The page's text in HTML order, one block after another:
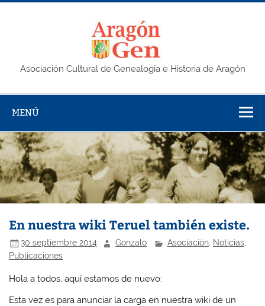
Saltar
Asociación Cultural de Genealogía e Historia de Aragón
MENÚ
En nuestra wiki Teruel también existe.
30 septiembre 2014 Gonzalo Asociación, Noticias,
Publicaciones
Hola a todos, aquí estamos de nuevo:
Esta vez es para anunciar la carga en nuestra wiki de un